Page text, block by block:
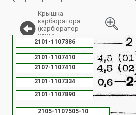
Крышка
карбюратора
(карбюратор
21051-
1107010)
%
2101-1107334
2101-1107386
2101-1107410
2101-1107890
2105-1107505-10
2107-1107410